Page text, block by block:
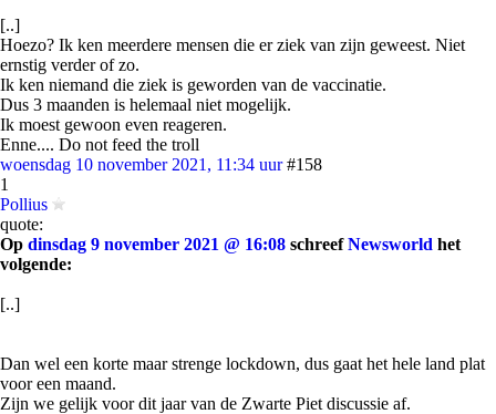
[..]
Hoezo? Ik ken meerdere mensen die er ziek van zijn geweest. Niet
ernstig verder of zo.
Ik ken niemand die ziek is geworden van de vaccinatie.
Dus 3 maanden is helemaal niet mogelijk.
Ik moest gewoon even reageren.
Enne.... Do not feed the troll
woensdag 10 november 2021, 11:34 uur #158
1
Pollius
quote:
Op dinsdag 9 november 2021 @ 16:08 schreefNewsworld het
volgende:
[..]
Dan wel een korte maar strenge lockdown, dus gaat het hele land plat
voor een maand.
Zijn we gelijk voor dit jaar van de Zwarte Piet discussie af.